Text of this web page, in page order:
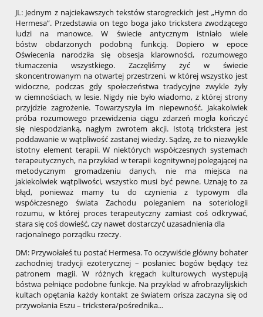
JL: Jednym z najciekawszych tekstów starogreckich jest „Hymn do
Hermesa”. Przedstawia on tego boga jako trickstera zwodzącego
ludzi na manowce. W świecie antycznym istniało wiele
bóstw obdarzonych podobną funkcją. Dopiero w epoce
Oświecenia narodziła się obsesja klarowności, rozumowego
tłumaczenia wszystkiego. Zaczęliśmy żyć w świecie
skoncentrowanym na otwartej przestrzeni, w której wszystko jest
widoczne, podczas gdy społeczeństwa tradycyjne zwykle żyły
w ciemnościach, w lesie. Nigdy nie było wiadomo, z której strony
przyjdzie zagrożenie. Towarzyszyła im niepewność. Jakakolwiek
próba rozumowego przewidzenia ciągu zdarzeń mogła kończyć
się niespodzianką, nagłym zwrotem akcji. Istotą trickstera jest
poddawanie w wątpliwość zastanej wiedzy. Sądzę, że to niezwykle
istotny element terapii. W niektórych współczesnych systemach
terapeutycznych, na przykład w terapii kognitywnej polegającej na
metodycznym gromadzeniu danych, nie ma miejsca na
jakiekolwiek wątpliwości, wszystko musi być pewne. Uznaję to za
błąd, ponieważ mamy tu do czynienia z typowym dla
współczesnego świata Zachodu poleganiem na soteriologii
rozumu, w której proces terapeutyczny zamiast coś odkrywać,
stara się coś dowieść, czy nawet dostarczyć uzasadnienia dla
racjonalnego porządku rzeczy.
DM: Przywołałeś tu postać Hermesa. To oczywiście główny bohater
zachodniej tradycji ezoterycznej – posłaniec bogów będący też
patronem magii. W różnych kręgach kulturowych występują
bóstwa pełniące podobne funkcje. Na przykład w afrobrazylijskich
kultach opętania każdy kontakt ze światem orisza zaczyna się od
przywołania Eszu – trickstera/pośrednika...